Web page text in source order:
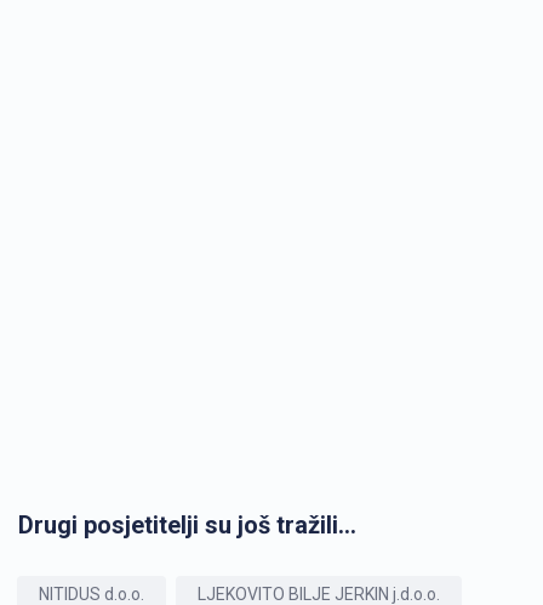
Drugi posjetitelji su još tražili...
NITIDUS d.o.o. LJEKOVITO BILJE JERKIN j.d.o.o.